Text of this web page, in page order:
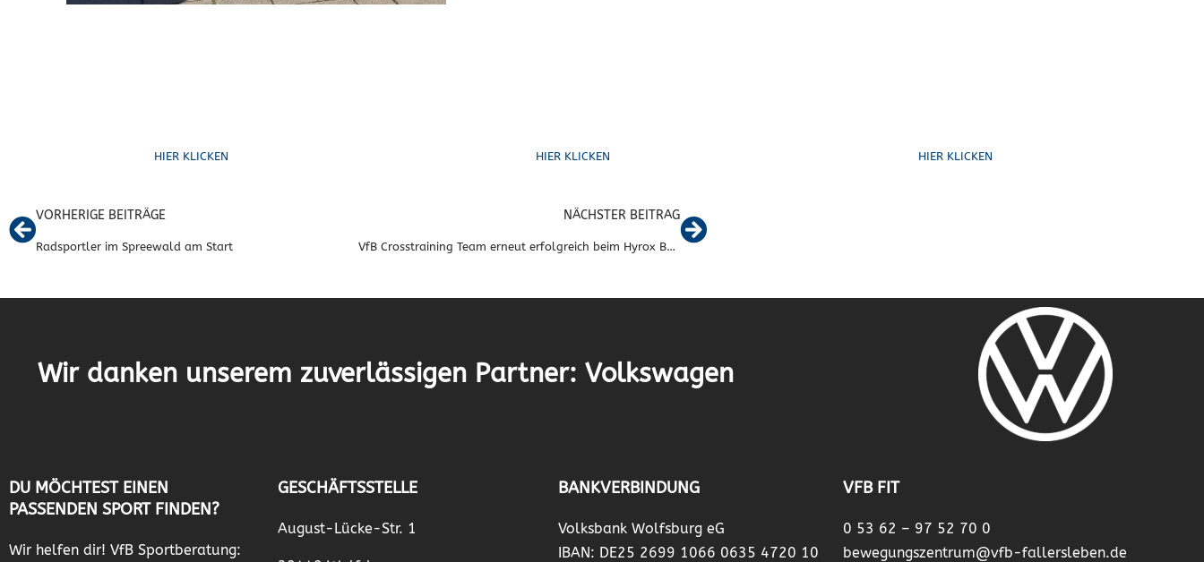
HIER KLICKEN HIER KLICKEN HIER KLICKEN
VORHERIGE BEITRÄGE
Radsportler im Spreewald am Start
NÄCHSTER BEITRAG
VfB Crosstraining Team erneut erfolgreich beim Hyrox Berlin
Wir danken unserem zuverlässigen Partner: Volkswagen
DU MÖCHTEST EINEN
PASSENDEN SPORT FINDEN?
Wir helfen dir! VfB Sportberatung:
GESCHÄFTSSTELLE
August-Lücke-Str. 1
BANKVERBINDUNG
Volksbank Wolfsburg eG
IBAN: DE25 2699 1066 0635 4720 10
VFB FIT
0 53 62 – 97 52 70 0
bewegungszentrum@vfb-fallersleben.de